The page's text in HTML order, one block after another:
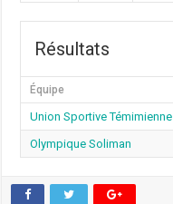
Résultats
Équipe
Union Sportive Témimienne
Olympique Soliman